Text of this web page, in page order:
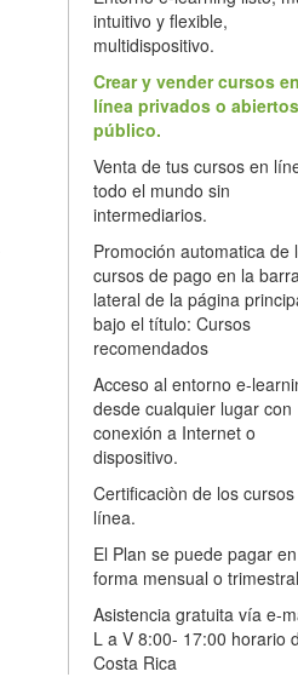
intuitivo y flexible,
multidispositivo.
Crear y vender cursos en
línea privados o
público.
Venta de tus cursos en
todo el mundo sin
intermediarios.
Promoción automatica de
cursos de pago en la
lateral de la página
bajo el título: Cursos
recomendados
Acceso al entorno e-
desde cualquier lugar con
conexión a Internet o
dispositivo.
Certificaciòn de los cursos
línea.
El Plan se puede pagar en
forma mensual o
Asistencia gratuita vía e-
L a V 8:00- 17:00 horario
Costa Rica